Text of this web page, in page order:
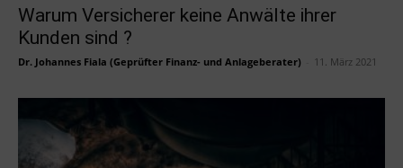
Warum Versicherer keine Anwälte ihrer
Kunden sind ?
Dr. Johannes Fiala (Geprüfter Finanz- und Anlageberater) 11. März 2021